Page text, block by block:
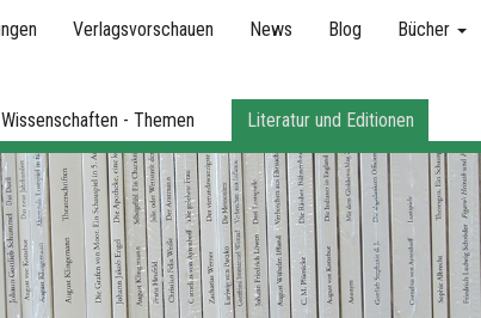
Verlagsvorschauen News Blog Bücher
Wissenschaften - Themen Literatur und Editionen